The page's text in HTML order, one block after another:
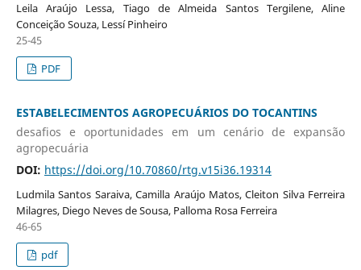
Leila Araújo Lessa, Tiago de Almeida Santos Tergilene, Aline
Conceição Souza, Lessí Pinheiro
25-45
PDF
ESTABELECIMENTOS AGROPECUÁRIOS DO TOCANTINS
desafios e oportunidades em um cenário de expansão
agropecuária
DOI: https://doi.org/10.70860/rtg.v15i36.19314
Ludmila Santos Saraiva, Camilla Araújo Matos, Cleiton Silva Ferreira
Milagres, Diego Neves de Sousa, Palloma Rosa Ferreira
46-65
pdf